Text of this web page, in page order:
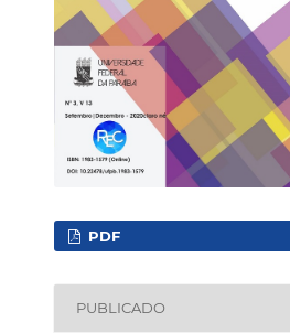
PDF
PUBLICADO